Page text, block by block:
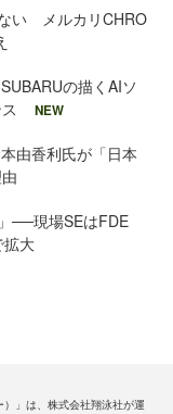
い メルカリCHRO
の描くAIソ
NEW
由香利氏が「日本
──現場SEはFDE
拡大
）」は、株式会社翔泳社が運